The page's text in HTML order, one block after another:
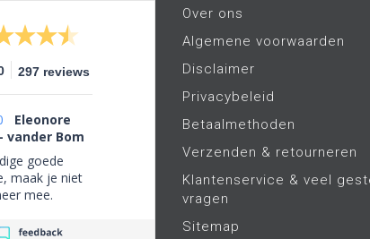
297 reviews
Eleonore
vander Bom
goede
maak je niet
mee.
Over ons
Algemene voorwaarden
Disclaimer
Privacybeleid
Betaalmethoden
Verzenden & retourneren
Klantenservice & veel
vragen
Sitemap